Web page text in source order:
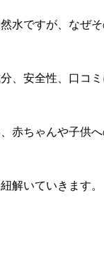
水ですが、なぜ
、安全性、口コ
赤ちゃんや子供
解いていきます。